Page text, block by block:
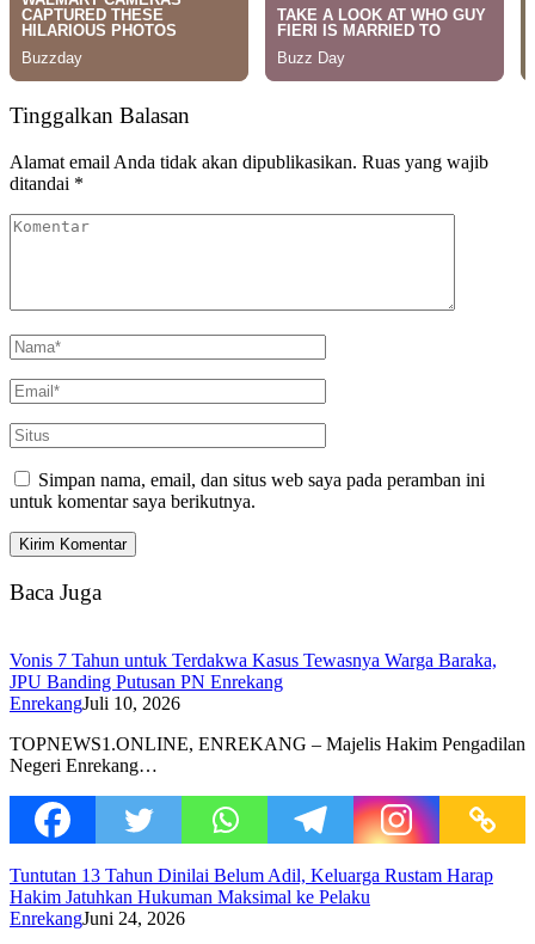
Tinggalkan Balasan
Alamat email Anda tidak akan dipublikasikan. Ruas yang wajib
ditandai *
Simpan nama, email, dan situs web saya pada peramban ini
untuk komentar saya berikutnya.
Baca Juga
Vonis 7 Tahun untuk Terdakwa Kasus Tewasnya Warga Baraka,
JPU Banding Putusan PN Enrekang
EnrekangJuli 10, 2026
TOPNEWS1.ONLINE, ENREKANG – Majelis Hakim Pengadilan
Negeri Enrekang…
Tuntutan 13 Tahun Dinilai Belum Adil, Keluarga Rustam Harap
Hakim Jatuhkan Hukuman Maksimal ke Pelaku
EnrekangJuni 24, 2026